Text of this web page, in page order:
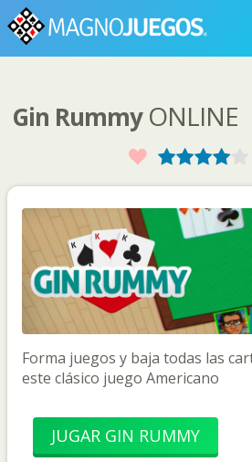
RANKINGS
COMUNIDAD
AYUDA
PASAPORTE
JUGAR
Idioma del sitio
Gin RummyONLINE
Favorito3
2
1
Forma juegos y baja todas las
este clásico juego Americano
JUGAR GIN RUMMY